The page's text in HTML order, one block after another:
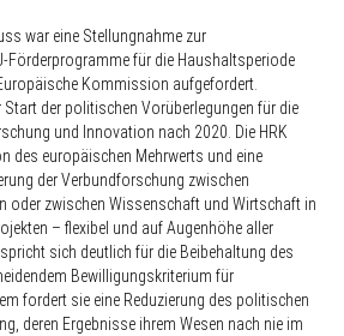
war eine Stellungnahme zur
Förderprogramme für die Haushaltsperiode
Kommission aufgefordert.
der politischen Vorüberlegungen für die
und Innovation nach 2020. Die HRK
des europäischen Mehrwerts und eine
der Verbundforschung zwischen
oder zwischen Wissenschaft und Wirtschaft in
– flexibel und auf Augenhöhe aller
sich deutlich für die Beibehaltung des
Bewilligungskriterium für
fordert sie eine Reduzierung des politischen
deren Ergebnisse ihrem Wesen nach nie im